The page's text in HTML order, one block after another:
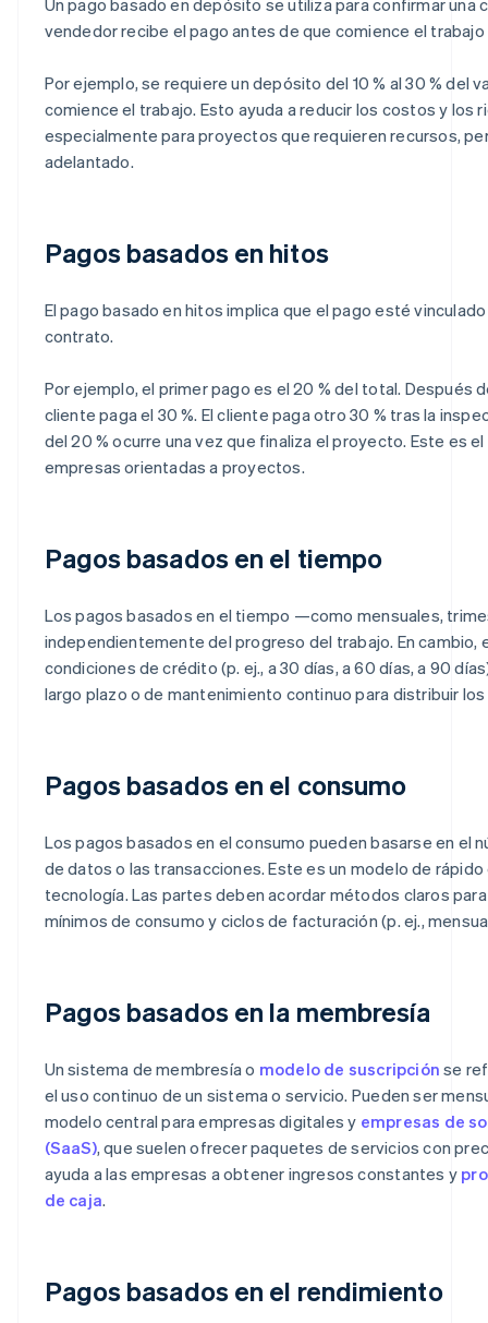
vendedor recibe el pago antes de que comience el trabajo
Por ejemplo, se requiere un depósito del 10 % al 30 % del
comience el trabajo. Esto ayuda a reducir los costos y los
especialmente para proyectos que requieren recursos,
adelantado.
Pagos basados en hitos
El pago basado en hitos implica que el pago esté
contrato.
Por ejemplo, el primer pago es el 20 % del total. Después
cliente paga el 30 %. El cliente paga otro 30 % tras la
del 20 % ocurre una vez que finaliza el proyecto. Este es
empresas orientadas a proyectos.
Pagos basados en el tiempo
Los pagos basados en el tiempo —como mensuales,
independientemente del progreso del trabajo. En cambio,
condiciones de crédito (p. ej., a 30 días, a 60 días, a 90
largo plazo o de mantenimiento continuo para distribuir
Pagos basados en el consumo
Los pagos basados en el consumo pueden basarse en el
de datos o las transacciones. Este es un modelo de
tecnología. Las partes deben acordar métodos claros
mínimos de consumo y ciclos de facturación (p. ej.,
Pagos basados en la membresía
Un sistema de membresía o modelo de suscripción se
el uso continuo de un sistema o servicio. Pueden ser
modelo central para empresas digitales y empresas de
(SaaS), que suelen ofrecer paquetes de servicios con
ayuda a las empresas a obtener ingresos constantes y
de caja.
Pagos basados en el rendimiento